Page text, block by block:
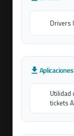
Drivers
Aplicaciones
Utilidad
tickets